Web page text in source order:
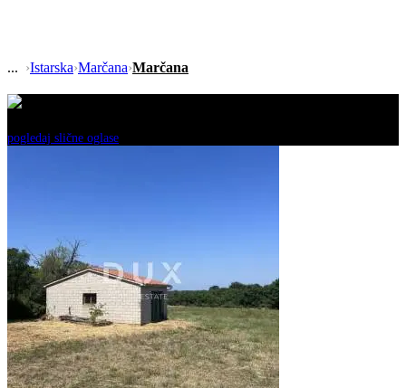
›Istarska›Marčana›Marčana
pogledaj slične oglase